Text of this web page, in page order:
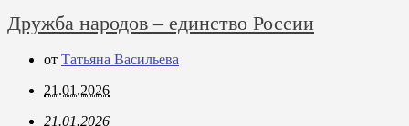
Дружба народов – единство России
от Татьяна Васильева
21.01.2026
21.01.2026